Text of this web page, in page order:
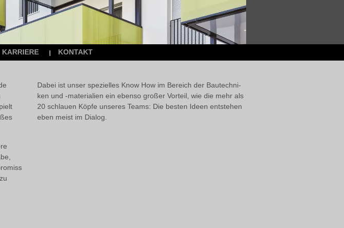
KARRIERE KONTAKT
Dabei ist unser speziel­les Know How im Bereich der Bau­techni­
ken und -materia­lien ein ebenso großer Vorteil, wie die mehr als
20 schlauen Köpfe unseres Teams: Die besten Ideen ent­stehen
eben meist im Dialog.